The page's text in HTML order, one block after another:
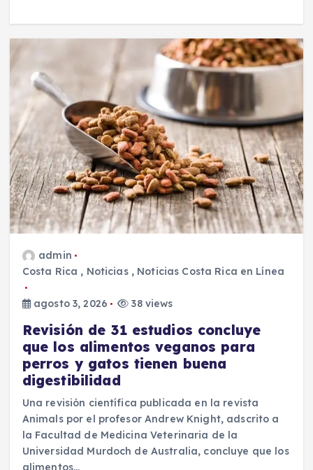
admin
Costa Rica , Noticias, Noticias Costa Rica en Línea
agosto 3, 2026 38 views
Revisión de 31 estudios concluye
que los alimentos veganos para
perros y gatos tienen buena
digestibilidad
Una revisión científica publicada en la revista
Animals por el profesor Andrew Knight, adscrito a
la Facultad de Medicina Veterinaria de la
Universidad Murdoch de Australia, concluye que los
alimentos…